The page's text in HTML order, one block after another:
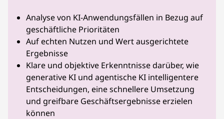
Analyse von KI-Anwendungsfällen in Bezug auf
geschäftliche Prioritäten
Auf echten Nutzen und Wert ausgerichtete
Ergebnisse
Klare und objektive Erkenntnisse darüber, wie
generative KI und agentische KI intelligentere
Entscheidungen, eine schnellere Umsetzung
und greifbare Geschäftsergebnisse erzielen
können